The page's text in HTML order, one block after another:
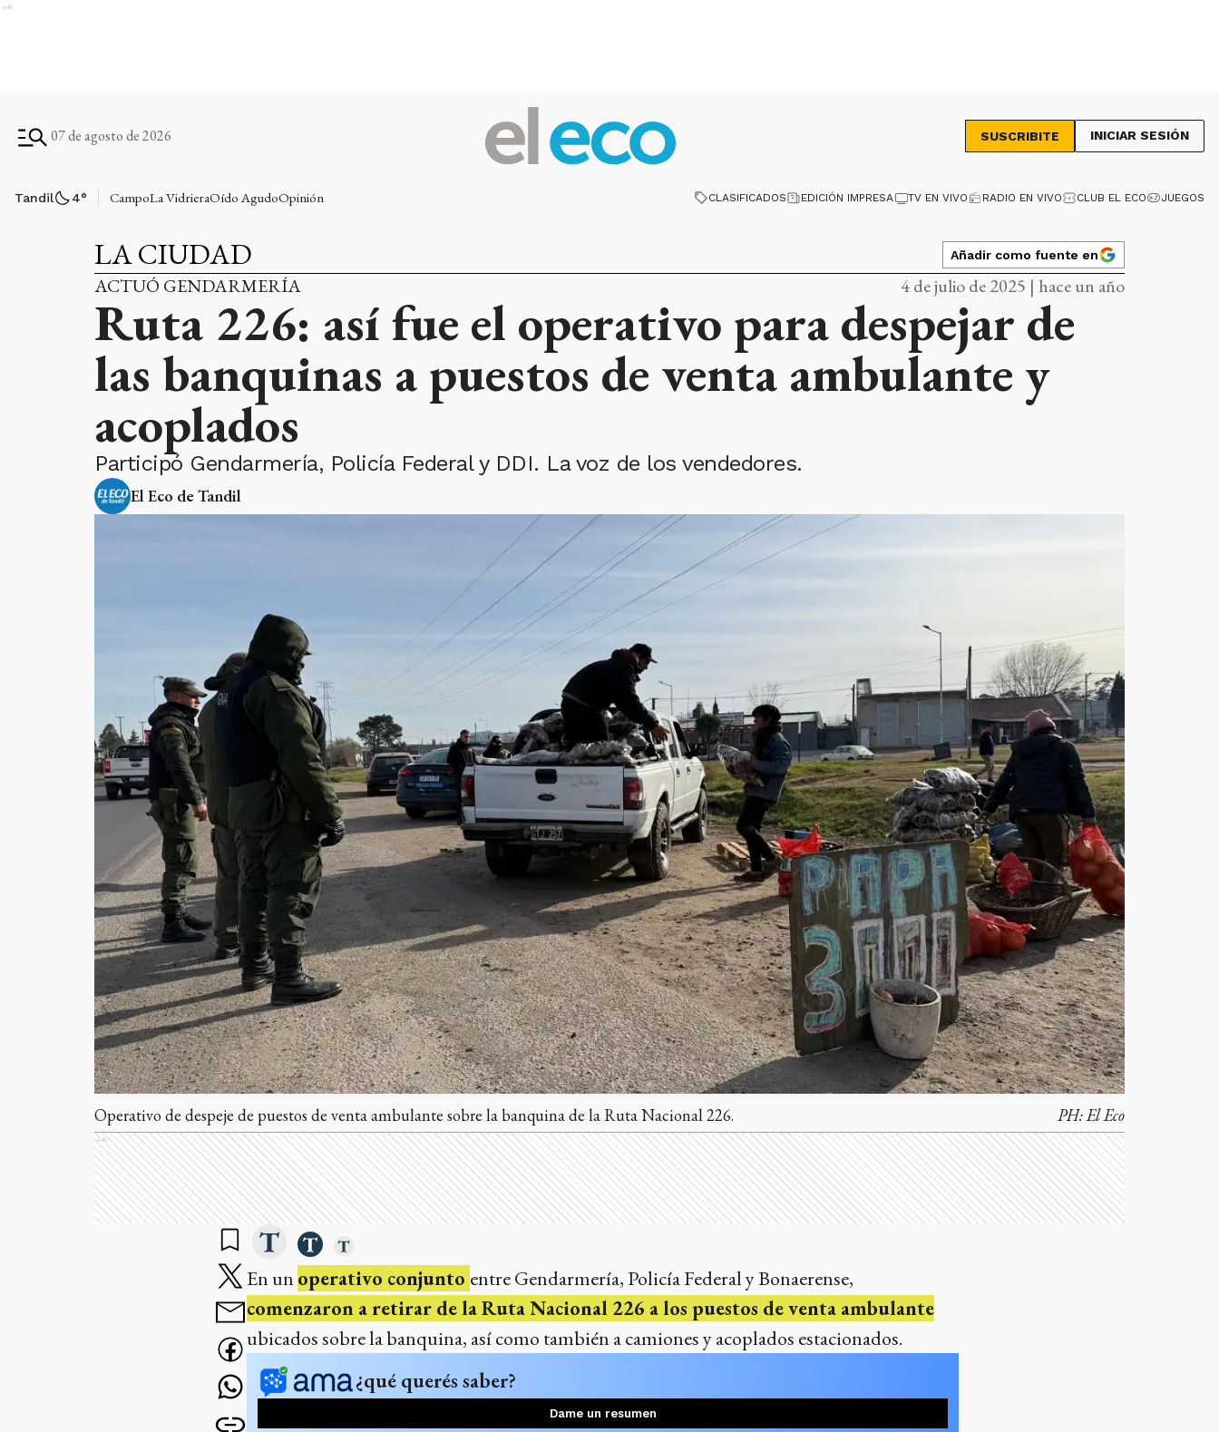
Ads
07 de agosto de 2026 SUSCRIBITE INICIAR SESIÓN
Tandil 4° CampoLa VidrieraOído AgudoOpinión CLASIFICADOS EDICIÓN IMPRESA TV EN VIVO RADIO EN VIVO CLUB EL ECO JUEGOS
LA CIUDAD Añadir como fuente en
ACTUÓ GENDARMERÍA 4 de julio de 2025 | hace un año
Ruta 226: así fue el operativo para despejar de
las banquinas a puestos de venta ambulante y
acoplados
Participó Gendarmería, Policía Federal y DDI. La voz de los vendedores.
El Eco de Tandil
Operativo de despeje de puestos de venta ambulante sobre la banquina de la Ruta Nacional 226. PH:El Eco
Ads
En un operativo conjunto entre Gendarmería, Policía Federal y Bonaerense,
comenzaron a retirar de la Ruta Nacional 226 a los puestos de venta ambulante
ubicados sobre la banquina, así como también a camiones y acoplados estacionados.
¿qué querés saber?
Dame un resumen